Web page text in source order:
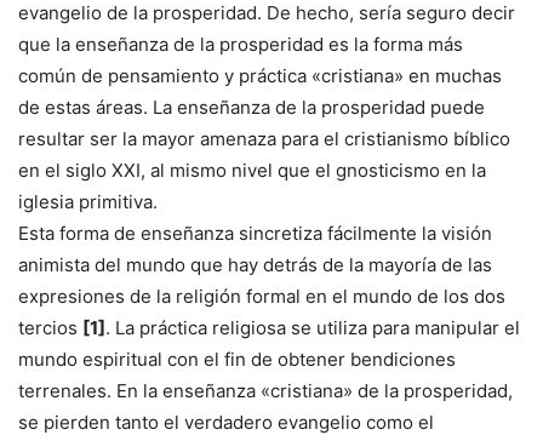
evangelio de la prosperidad. De hecho, sería seguro decir
que la enseñanza de la prosperidad es la forma más
común de pensamiento y práctica «cristiana» en muchas
de estas áreas. La enseñanza de la prosperidad puede
resultar ser la mayor amenaza para el cristianismo bíblico
en el siglo XXI, al mismo nivel que el gnosticismo en la
iglesia primitiva.
Esta forma de enseñanza sincretiza fácilmente la visión
animista del mundo que hay detrás de la mayoría de las
expresiones de la religión formal en el mundo de los dos
tercios [1]. La práctica religiosa se utiliza para manipular el
mundo espiritual con el fin de obtener bendiciones
terrenales. En la enseñanza «cristiana» de la prosperidad,
se pierden tanto el verdadero evangelio como el